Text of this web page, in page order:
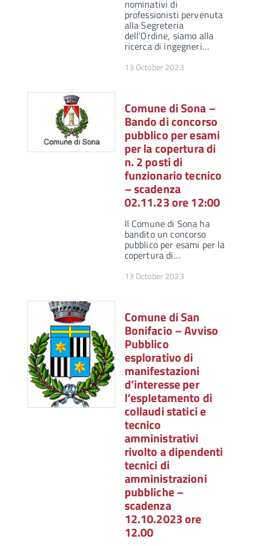
nominativi di
professionisti pervenuta
alla Segreteria
dell’Ordine, siamo alla
ricerca di ingegneri…
13 October 2023
Comune di Sona –
Bando di concorso
pubblico per esami
per la copertura di
n. 2 posti di
funzionario tecnico
– scadenza
02.11.23 ore 12:00
Il Comune di Sona ha
bandito un concorso
pubblico per esami per la
copertura di…
13 October 2023
Comune di San
Bonifacio – Avviso
Pubblico
esplorativo di
manifestazioni
d’interesse per
l’espletamento di
collaudi statici e
tecnico
amministrativi
rivolto a dipendenti
tecnici di
amministrazioni
pubbliche –
scadenza
12.10.2023 ore
12.00